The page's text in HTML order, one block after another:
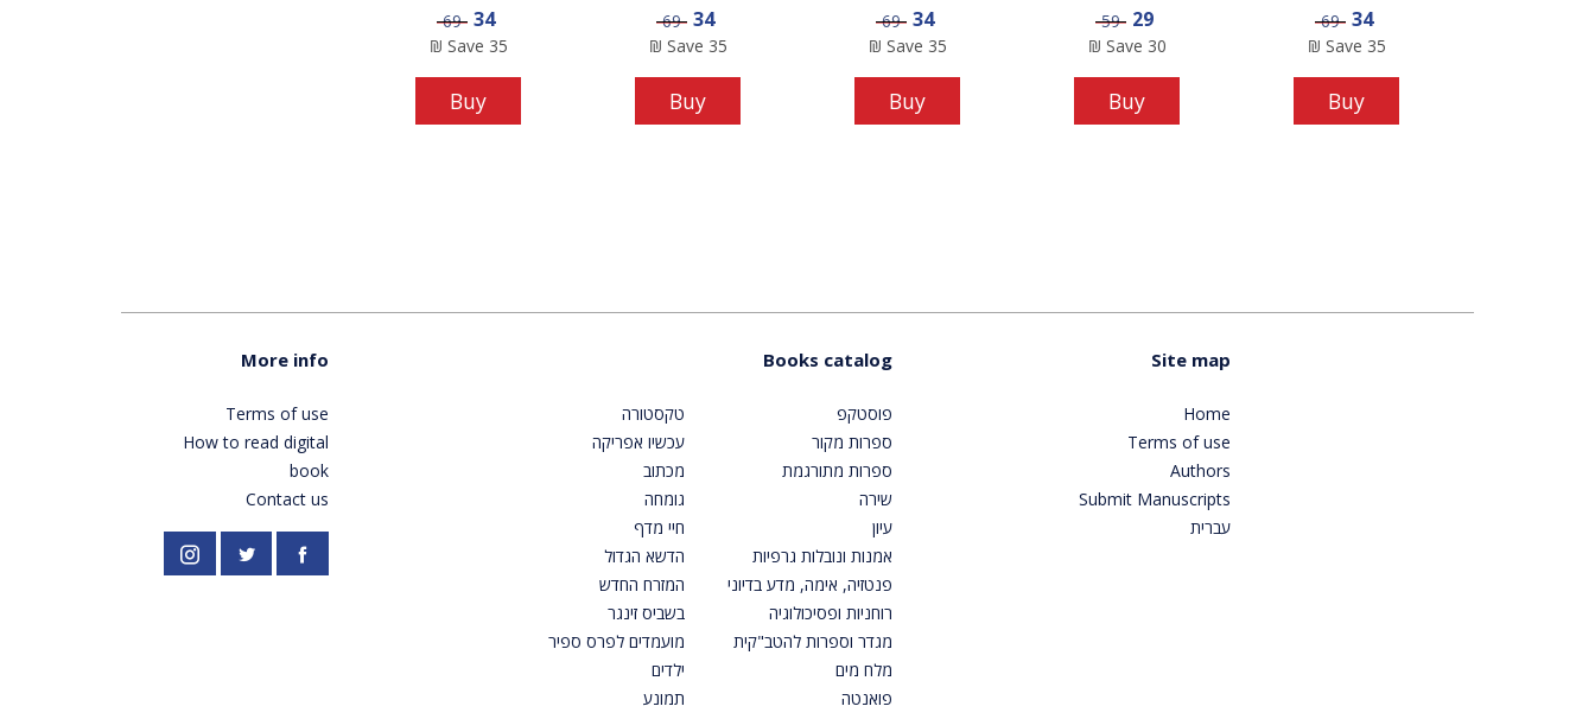
Sale price
34
Price
69
Save 35
₪
Buy
Sale price
29
Price
59
Save 30
₪
Buy
Sale price
34
Price
69
Save 35
₪
Buy
Sale price
34
Price
69
Save 35
₪
Buy
Sale price
34
Price
69
Save 35
₪
Buy
Site map
Home
Terms of use
Authors
Submit Manuscripts
עברית
Books catalog
פוסטקפ
ספרות מקור
ספרות מתורגמת
שירה
עיון
אמנות ונובלות גרפיות
פנטזיה, אימה, מדע בדיוני
רוחניות ופסיכולוגיה
מגדר וספרות להטב"קית
מלח מים
פואנטה
טקסטורה
עכשיו אפריקה
מכתוב
גומחה
חיי מדף
הדשא הגדול
המזרח החדש
בשביס זינגר
מועמדים לפרס ספיר
ילדים
תמונע
More info
Terms of use
How to read digital
book
Contact us
Facebook
PardesPublish
Instagram